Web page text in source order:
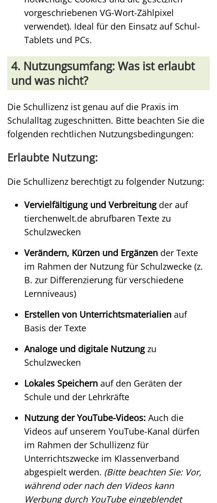
vorgeschriebenen VG-Wort-Zählpixel
verwendet). Ideal für den Einsatz auf Schul-
Tablets und PCs.
4. Nutzungsumfang: Was ist erlaubt
und was nicht?
Die Schullizenz ist genau auf die Praxis im
Schulalltag zugeschnitten. Bitte beachten Sie die
folgenden rechtlichen Nutzungsbedingungen:
Erlaubte Nutzung:
Die Schullizenz berechtigt zu folgender Nutzung:
Vervielfältigung und Verbreitungder auf
tierchenwelt.de abrufbaren Texte zu
Schulzwecken
Verändern, Kürzen und Ergänzen der Texte
im Rahmen der Nutzung für Schulzwecke (z.
B. zur Differenzierung für verschiedene
Lernniveaus)
Erstellen von Unterrichtsmaterialien auf
Basis der Texte
Analoge und digitale Nutzungzu
Schulzwecken
Lokales Speichern auf den Geräten der
Schule und der Lehrkräfte
Nutzung der YouTube-Videos: Auch die
Videos auf unserem YouTube-Kanal dürfen
im Rahmen der Schullizenz für
Unterrichtszwecke im Klassenverband
abgespielt werden. (Bitte beachten Sie: Vor,
während oder nach den Videos kann
Werbung durch YouTube eingeblendet